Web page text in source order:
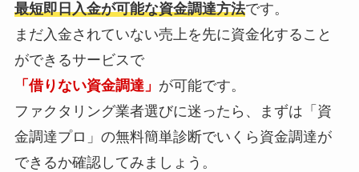
最短即日入金が可能な資金調達方法です。
まだ入金されていない売上を先に資金化すること
ができるサービスで
「借りない資金調達」 が可能です。
ファクタリング業者選びに迷ったら、まずは「資
金調達プロ」の無料簡単診断でいくら資金調達が
できるか確認してみましょう。